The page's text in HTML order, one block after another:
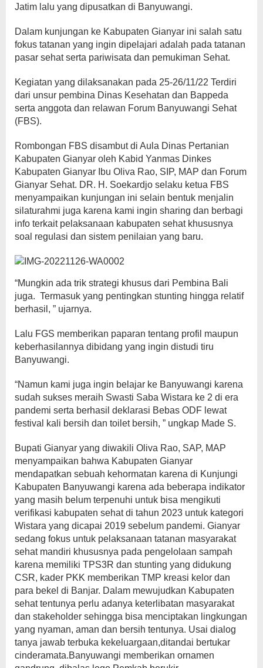
Jatim lalu yang dipusatkan di Banyuwangi.
Dalam kunjungan ke Kabupaten Gianyar ini salah satu
fokus tatanan yang ingin dipelajari adalah pada tatanan
pasar sehat serta pariwisata dan pemukiman Sehat.
Kegiatan yang dilaksanakan pada 25-26/11/22 Terdiri
dari unsur pembina Dinas Kesehatan dan Bappeda
serta anggota dan relawan Forum Banyuwangi Sehat
(FBS).
Rombongan FBS disambut di Aula Dinas Pertanian
Kabupaten Gianyar oleh Kabid Yanmas Dinkes
Kabupaten Gianyar Ibu Oliva Rao, SIP, MAP dan Forum
Gianyar Sehat. DR. H. Soekardjo selaku ketua FBS
menyampaikan kunjungan ini selain bentuk menjalin
silaturahmi juga karena kami ingin sharing dan berbagi
info terkait pelaksanaan kabupaten sehat khususnya
soal regulasi dan sistem penilaian yang baru.
“Mungkin ada trik strategi khusus dari Pembina Bali
juga. Termasuk yang pentingkan stunting hingga relatif
berhasil, ” ujarnya.
Lalu FGS memberikan paparan tentang profil maupun
keberhasilannya dibidang yang ingin distudi tiru
Banyuwangi.
“Namun kami juga ingin belajar ke Banyuwangi karena
sudah sukses meraih Swasti Saba Wistara ke 2 di era
pandemi serta berhasil deklarasi Bebas ODF lewat
festival kali bersih dan toilet bersih, ” ungkap Made S.
Bupati Gianyar yang diwakili Oliva Rao, SAP, MAP
menyampaikan bahwa Kabupaten Gianyar
mendapatkan sebuah kehormatan karena di Kunjungi
Kabupaten Banyuwangi karena ada beberapa indikator
yang masih belum terpenuhi untuk bisa mengikuti
verifikasi kabupaten sehat di tahun 2023 untuk kategori
Wistara yang dicapai 2019 sebelum pandemi. Gianyar
sedang fokus untuk pelaksanaan tatanan masyarakat
sehat mandiri khususnya pada pengelolaan sampah
karena memiliki TPS3R dan stunting yang didukung
CSR, kader PKK memberikan TMP kreasi kelor dan
para bekel di Banjar. Dalam mewujudkan Kabupaten
sehat tentunya perlu adanya keterlibatan masyarakat
dan stakeholder sehingga bisa menciptakan lingkungan
yang nyaman, aman dan bersih tentunya. Usai dialog
tanya jawab terbuka kekeluargaan,ditandai bertukar
cinderamata.Banyuwangi memberikan ornamen